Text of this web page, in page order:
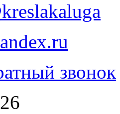
звонок